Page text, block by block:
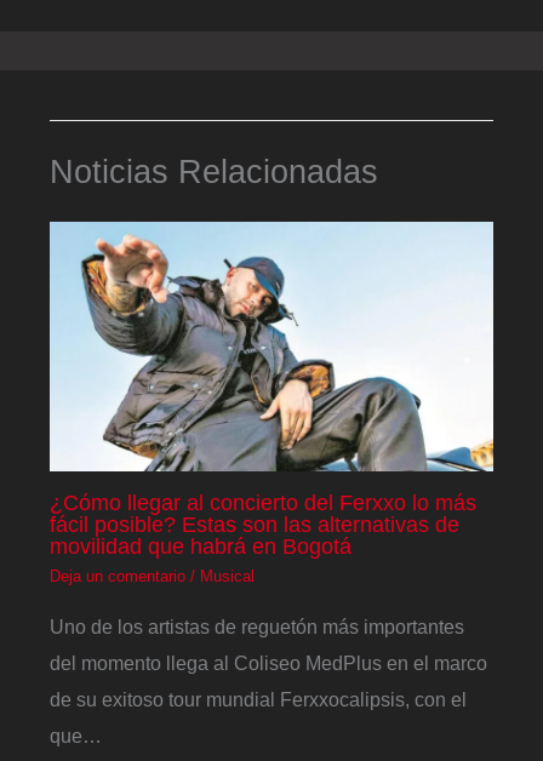
Noticias Relacionadas
¿Cómo llegar al concierto del Ferxxo lo más
fácil posible? Estas son las alternativas de
movilidad que habrá en Bogotá
Deja un comentario / Musical
Uno de los artistas de reguetón más importantes
del momento llega al Coliseo MedPlus en el marco
de su exitoso tour mundial Ferxxocalipsis, con el
que…